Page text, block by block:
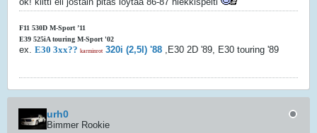
F11 530D M-Sport ’11
E39 525iA touring M-Sport '02
ex. E30 3xx?? karminrot 320i (2,5l) '88 ,E30 2D '89, E30 touring '89
urh0
Bimmer Rookie